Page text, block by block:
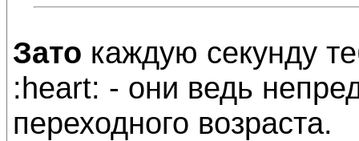
Зато каждую секунду
:heart: - они ведь
переходного возраста.